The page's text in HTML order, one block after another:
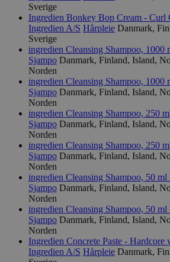
Sverige
Ingredien Bonkey Bop Cream - Curl
Ingredien A/S Hårpleie Danmark,
Sverige
ingredien Cleansing Shampoo, 1000
Sjampo Danmark, Finland, Island,
Norden
ingredien Cleansing Shampoo, 1000
Sjampo Danmark, Finland, Island,
Norden
ingredien Cleansing Shampoo, 250
Sjampo Danmark, Finland, Island,
Norden
ingredien Cleansing Shampoo, 250
Sjampo Danmark, Finland, Island,
Norden
ingredien Cleansing Shampoo, 50 ml
Sjampo Danmark, Finland, Island,
Norden
ingredien Cleansing Shampoo, 50 ml
Sjampo Danmark, Finland, Island,
Norden
Ingredien Concrete Paste -
Ingredien A/S Hårpleie Danmark,